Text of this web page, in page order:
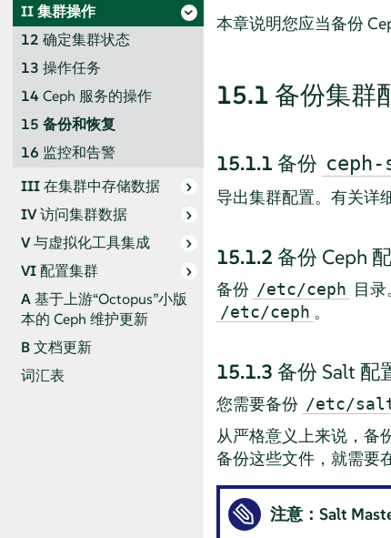
II集群操作
12 确定集群状态
13 操作任务
14 Ceph 服务的操作
15 备份和恢复
16 监控和告警
III在集群中存储数据
IV访问集群数据
V与虚拟化工具集成
VI配置集群
A基于上游“Octopus”小版
本的 Ceph 维护更新
B文档更新
词汇表
本章说明您应当备份
15.1 备份集群
15.1.1 备份
导出集群配置。有关详
15.1.2 备份 Ceph
备份 /etc/ceph 目
/etc/ceph 。
15.1.3 备份 Salt 配
您需要备份 /etc/
从严格意义上来说，备
备份这些文件，就需要
注意：Salt